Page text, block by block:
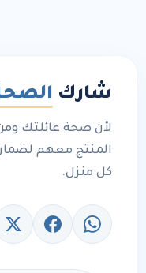
شارك
لأن صحة عائلتك
المنتج معهم
كل منزل.